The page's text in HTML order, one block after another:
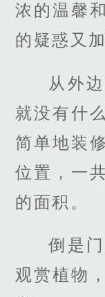
浓的温馨
的疑惑又
从外
就没有什
简单地装
位置，一
的面积。
倒是
观赏植物